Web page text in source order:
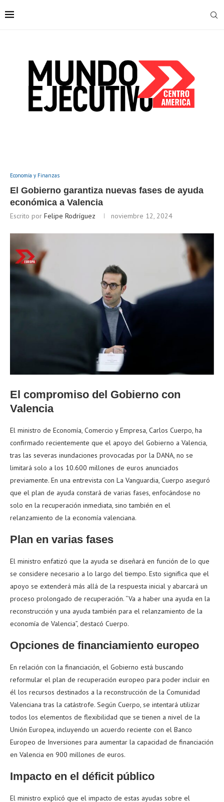
Economía y Finanzas
El Gobierno garantiza nuevas fases de ayuda
económica a Valencia
Escrito por Felipe Rodríguez noviembre 12, 2024
El compromiso del Gobierno con
Valencia
El ministro de Economía, Comercio y Empresa, Carlos Cuerpo, ha
confirmado recientemente que el apoyo del Gobierno a Valencia,
tras las severas inundaciones provocadas por la DANA, no se
limitará solo a los 10.600 millones de euros anunciados
previamente. En una entrevista con La Vanguardia, Cuerpo aseguró
que el plan de ayuda constará de varias fases, enfocándose no
solo en la recuperación inmediata, sino también en el
relanzamiento de la economía valenciana.
Plan en varias fases
El ministro enfatizó que la ayuda se diseñará en función de lo que
se considere necesario a lo largo del tiempo. Esto significa que el
apoyo se extenderá más allá de la respuesta inicial y abarcará un
proceso prolongado de recuperación. “Va a haber una ayuda en la
reconstrucción y una ayuda también para el relanzamiento de la
economía de Valencia”, destacó Cuerpo.
Opciones de financiamiento europeo
En relación con la financiación, el Gobierno está buscando
reformular el plan de recuperación europeo para poder incluir en
él los recursos destinados a la reconstrucción de la Comunidad
Valenciana tras la catástrofe. Según Cuerpo, se intentará utilizar
todos los elementos de flexibilidad que se tienen a nivel de la
Unión Europea, incluyendo un acuerdo reciente con el Banco
Europeo de Inversiones para aumentar la capacidad de financiación
en Valencia en 900 millones de euros.
Impacto en el déficit público
El ministro explicó que el impacto de estas ayudas sobre el